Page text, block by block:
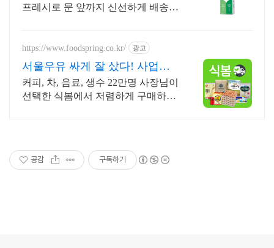
프레시로 문 앞까지 신선하게 배송!
https://www.foodspring.co.kr/ 광고
서울우유 싸게 잘 샀다! 사업자
전용 특가
커피, 차, 음료, 생수 22만명 사장님이
선택한 식봄에서 저렴하게 구매하세
공감 구독하기